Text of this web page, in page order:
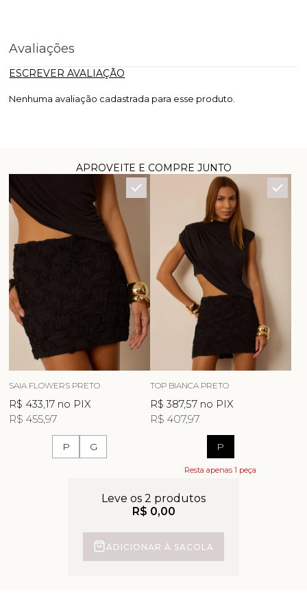
Avaliações
ESCREVER AVALIAÇÃO
Nenhuma avaliação cadastrada para esse produto.
APROVEITE E COMPRE JUNTO
SAIA FLOWERS PRETO
R$ 433,17 no PIX
R$ 455,97
P G
TOP BIANCA PRETO
R$ 387,57 no PIX
R$ 407,97
P
Resta apenas 1 peça
Leve os 2 produtos
R$ 0,00
ADICIONAR À SACOLA